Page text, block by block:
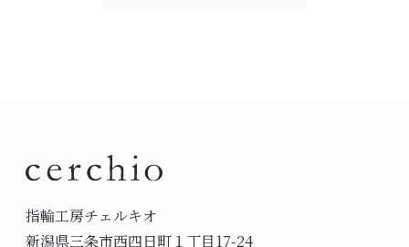
指輪工房チェルキオ
新潟県三条市西四日町１丁目17-24